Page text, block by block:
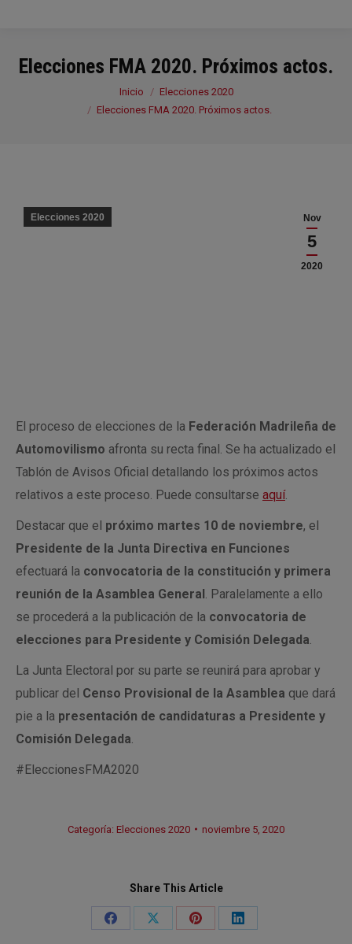
Elecciones FMA 2020. Próximos actos.
Inicio
Elecciones 2020
Elecciones FMA 2020. Próximos actos.
Nov
5
2020
Elecciones 2020
El proceso de elecciones de la Federación Madrileña de
Automovilismo afronta su recta final. Se ha actualizado el
Tablón de Avisos Oficial detallando los próximos actos
relativos a este proceso. Puede consultarse aquí.
Destacar que el próximo martes 10 de noviembre, el
Presidente de la Junta Directiva en Funciones
efectuará la convocatoria de la constitución y primera
reunión de la Asamblea General . Paralelamente a ello
se procederá a la publicación de la convocatoria de
elecciones para Presidente y Comisión Delegada
La Junta Electoral por su parte se reunirá para aprobar y
publicar del Censo Provisional de la Asamblea que dará
pie a la presentación de candidaturas a Presidente y
Comisión Delegada
#EleccionesFMA2020
Categoría: Elecciones 2020 noviembre 5, 2020
Share This Article
Share
Share
Share
Share